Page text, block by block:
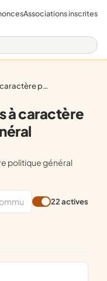
Associations inscrites
politique général
à caractère
22 actives